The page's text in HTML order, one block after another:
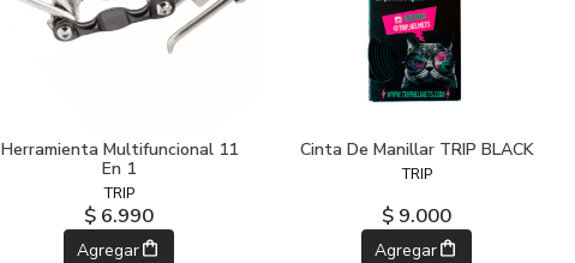
Herramienta Multifuncional 11
En 1
TRIP
$ 6.990
Agregar
Cinta De Manillar TRIP BLACK
TRIP
$ 9.000
Agregar